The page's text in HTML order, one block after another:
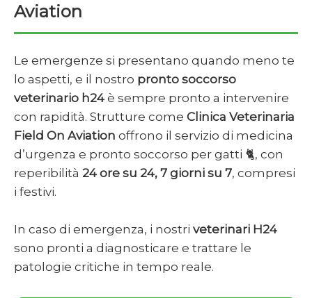
Aviation
Le emergenze si presentano quando meno te
lo aspetti, e il nostro pronto soccorso
veterinario h24 è sempre pronto a intervenire
con rapidità. Strutture come Clinica Veterinaria
Field On Aviation offrono il servizio di medicina
d’urgenza e pronto soccorso per gatti 🐈, con
reperibilità 24 ore su 24, 7 giorni su 7, compresi
i festivi.
In caso di emergenza, i nostri veterinari H24
sono pronti a diagnosticare e trattare le
patologie critiche in tempo reale.